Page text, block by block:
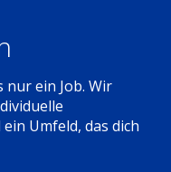
nur ein Job. Wir
Umfeld, das dich